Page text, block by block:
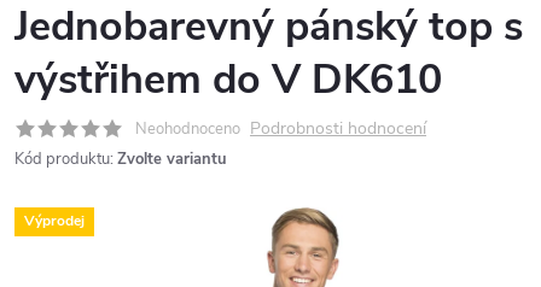
Jednobarevný pánský top s
výstřihem do V DK610
Neohodnoceno Podrobnosti hodnocení
Kód produktu: Zvolte variantu
Výprodej